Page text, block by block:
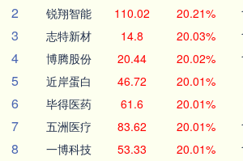
2 锐翔智能 110.02 20.21%
3 志特新材 14.8 20.03%
4 博腾股份 20.44 20.02%
5 近岸蛋白 46.72 20.01%
6 毕得医药 61.6 20.01%
7 五洲医疗 83.62 20.01%
8 一博科技 53.33 20.01%